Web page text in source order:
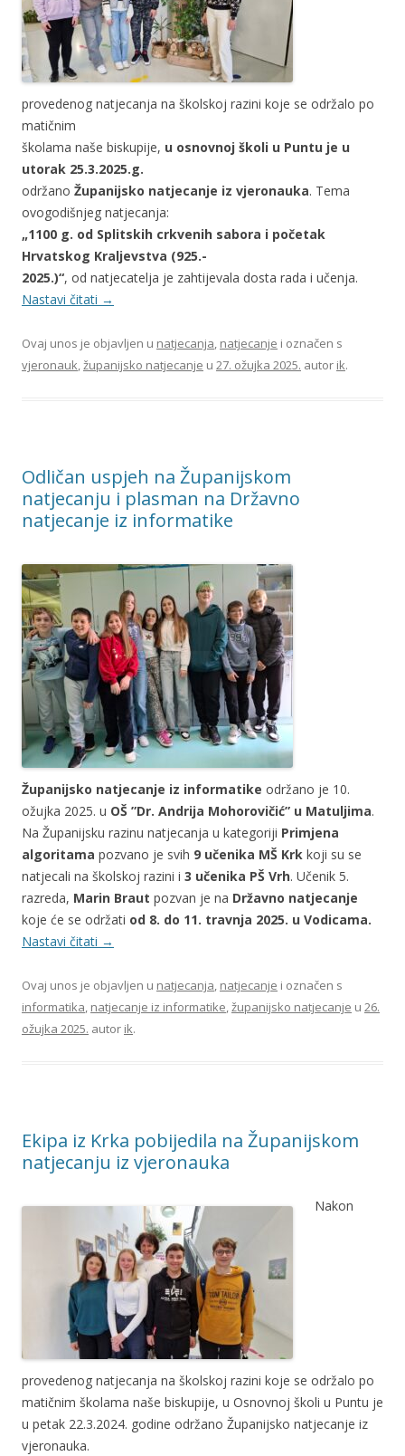
provedenog natjecanja na školskoj razini koje se održalo po
matičnim
školama naše biskupije, u osnovnoj školi u Puntu je u
utorak 25.3.2025.g.
održano Županijsko natjecanje iz vjeronauka. Tema
ovogodišnjeg natjecanja:
„1100 g. od Splitskih crkvenih sabora i početak
Hrvatskog Kraljevstva (925.-
2025.)“, od natjecatelja je zahtijevala dosta rada i učenja.
Nastavi čitati →
Ovaj unos je objavljen u natjecanja, natjecanje i označen s
vjeronauk,županijsko natjecanje u 27. ožujka 2025. autor ik.
Odličan uspjeh na Županijskom
natjecanju i plasman na Državno
natjecanje iz informatike
Županijsko natjecanje iz informatike održano je 10.
ožujka 2025. u OŠ ”Dr. Andrija Mohorovičić” u Matuljima.
Na Županijsku razinu natjecanja u kategoriji Primjena
algoritama pozvano je svih 9 učenika MŠ Krk koji su se
natjecali na školskoj razini i 3 učenika PŠ Vrh. Učenik 5.
razreda, Marin Braut pozvan je na Državno natjecanje
koje će se održati od 8. do 11. travnja 2025. u Vodicama.
Nastavi čitati →
Ovaj unos je objavljen u natjecanja, natjecanje i označen s
informatika, natjecanje iz informatike,županijsko natjecanje u 26.
ožujka 2025. autor ik.
Ekipa iz Krka pobijedila na Županijskom
natjecanju iz vjeronauka
Nakon
provedenog natjecanja na školskoj razini koje se održalo po
matičnim školama naše biskupije, u Osnovnoj školi u Puntu je
u petak 22.3.2024. godine održano Županijsko natjecanje iz
vjeronauka.